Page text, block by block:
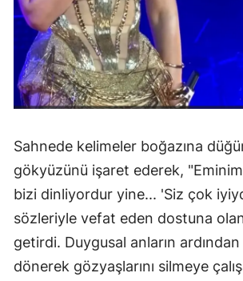
Sahnede kelimeler boğazına
gökyüzünü işaret ederek,
bizi dinliyordur yine... 'Siz çok
sözleriyle vefat eden dostuna
getirdi. Duygusal anların ardından
dönerek gözyaşlarını silmeye